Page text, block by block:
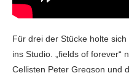
Für drei der Stücke holte
ins Studio. „fields of forever“
Cellisten Peter Gregson und